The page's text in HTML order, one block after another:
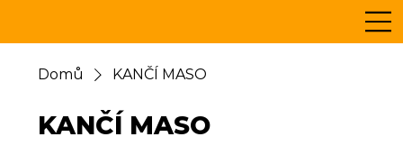
Domů KANČÍ MASO
KANČÍ MASO